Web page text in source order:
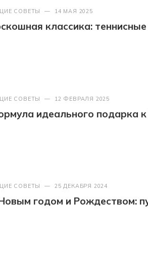
СОВЕТЫ — 14 МАЯ 2025
классика:
СОВЕТЫ — 12 ФЕВРАЛЯ 2025
идеального подарка
СОВЕТЫ — 25 ДЕКАБРЯ 2024
годом и Рождеством: